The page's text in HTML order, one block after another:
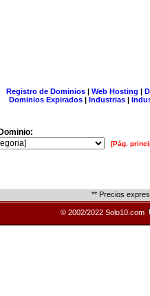
Registro de Dominios| Web Hosting |
Dominios Expirados | Industrias |
[Pág.
** Precios
© 2002/2022 Solo10.com